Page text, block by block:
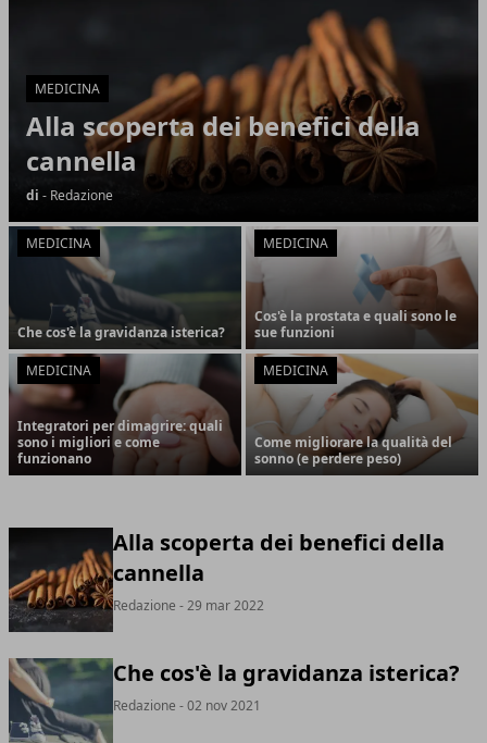
MEDICINA
Alla scoperta dei benefici della
cannella
di - Redazione
MEDICINA
Che cos'è la gravidanza isterica?
MEDICINA
Cos'è la prostata e quali sono le
sue funzioni
MEDICINA
Integratori per dimagrire: quali
sono i migliori e come
funzionano
MEDICINA
Come migliorare la qualità del
sonno (e perdere peso)
Alla scoperta dei benefici della
cannella
Redazione - 29 mar 2022
Che cos'è la gravidanza isterica?
Redazione - 02 nov 2021